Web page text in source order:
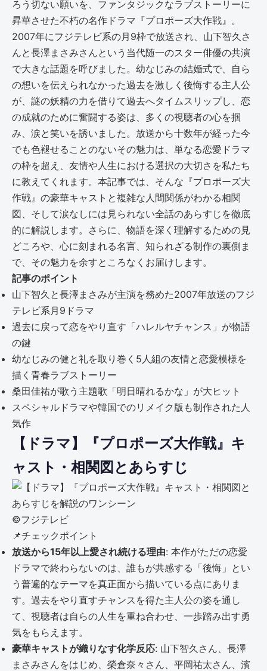
ろう切ない願いを、ファンタジックなラブストーリーに
昇華させた不朽の名作ドラマ『プロポーズ大作戦』。
2007年にフジテレビ系の月9枠で放送され、山下智久さ
んと長澤まさみさんという当代随一のスター俳優の共演
で大きな話題を呼びました。幼なじみの結婚式で、自ら
の想いを伝えられなかった過去を激しく後悔する主人公
が、謎の妖精の力を借りて過去へタイムスリップし、恋
の成就のために奮闘する姿は、多くの視聴者の心を掴
み、涙と笑いを誘いました。放送から十数年が経った今
でも色褪せることのないその魅力は、単なる恋愛ドラマ
の枠を超え、友情や人生における選択の大切さを私たち
に教えてくれます。本記事では、そんな『プロポーズ大
作戦』の豪華キャストと複雑な人間関係がわかる相関
図、そして涙なしには見られない全話のあらすじを徹底
的に解説します。さらに、物語を深く理解するための見
どころや、心に刻まれる名言、知られざる制作の裏側ま
で、その魅力を余すところなくお届けします。
記事のポイント
山下智久と長澤まさみが主演を務めた2007年放送のフジ
テレビ系月9ドラマ
過去に戻って恋をやり直す「ハレルヤチャンス」が物語
の鍵
幼なじみの健と礼を取り巻く5人組の友情と恋愛模様を
描く青春ラブストーリー
桑田佳祐が歌う主題歌「明日晴れるかな」が大ヒット
スペシャルドラマや韓国でのリメイク版も制作された人
気作
【ドラマ】『プロポーズ大作戦』キ
ャスト・相関図とあらすじ
©︎フジテレビ
📌チェックポイント
放送から15年以上愛され続ける理由: 本作がただの恋愛
ドラマで終わらないのは、誰もが共感する「後悔」とい
う普遍的なテーマを真正面から描いている点にありま
す。過去をやり直すチャンスを得た主人公の姿を通し
て、視聴者は自らの人生を重ね合わせ、一歩踏み出す勇
気をもらえます。
豪華キャストが織りなす化学反応: 山下智久さん、長澤
まさみさんをはじめ、榮倉奈々さん、平岡祐太さん、濱